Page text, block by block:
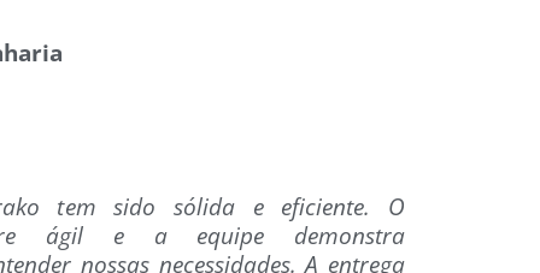
tem sido sólida e eficiente. O
ágil e a equipe demonstra
nossas necessidades. A entrega